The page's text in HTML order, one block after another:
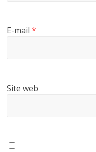
E-mail*
Site web